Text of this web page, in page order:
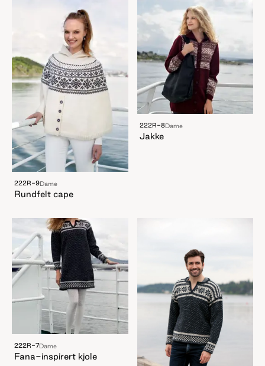
222R-9Dame
Rundfelt cape
222R-8Dame
Jakke
222R-7Dame
Fana-inspirert kjole